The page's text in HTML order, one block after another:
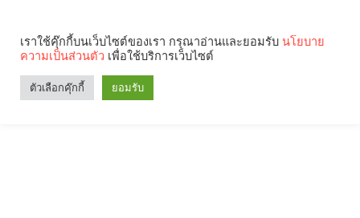
เราใช้คุ๊กกี้บนเว็บไซต์ของเรา กรุณาอ่านและยอมรับ นโยบาย
ความเป็นส่วนตัว เพื่อใช้บริการเว็บไซต์
ตัวเลือกคุ๊กกี้ ยอมรับ